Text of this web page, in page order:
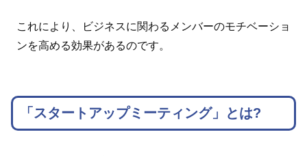
これにより、ビジネスに関わるメンバーのモチベーショ
ンを高める効果があるのです。
「スタートアップミーティング」とは?